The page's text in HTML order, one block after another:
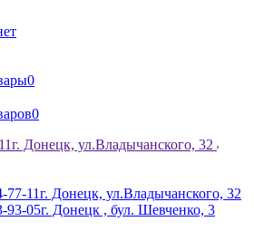
0
0
г. Донецк, ул.Владычанского, 32
77-11г. Донецк, ул.Владычанского, 32
93-05г. Донецк , бул. Шевченко, 3